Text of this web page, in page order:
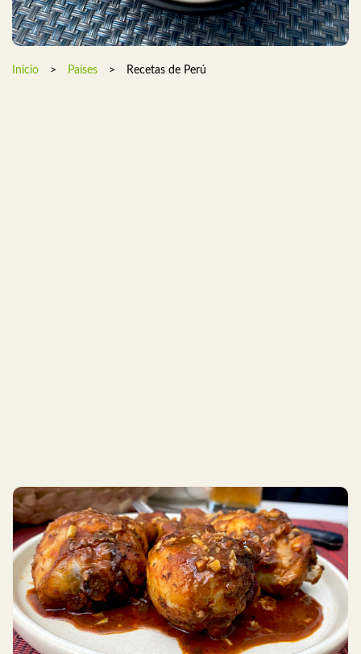
Inicio > Países > Recetas de Perú